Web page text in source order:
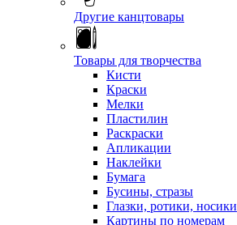
Другие канцтовары
Товары для творчества
Кисти
Краски
Мелки
Пластилин
Раскраски
Апликации
Наклейки
Бумага
Бусины, стразы
Глазки, ротики, носики
Картины по номерам